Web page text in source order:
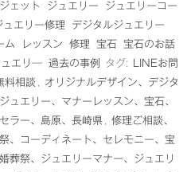
ジェット ジュエリー
ジュエリーコー
ュエリー修理
デジタルジュエリー
ム レッスン 修理 宝石
宝石のお話
ュエリ― 過去の事例 タグ:
LINEお問
料相談
オリジナルデザイン、デジタ
ジュエリー、マナーレッスン、宝石、
ラー、島原、長崎県
修理ご相談、
、コーディネート、セレモニー、宝
葬祭、ジュエリーマナー、ジュエリ